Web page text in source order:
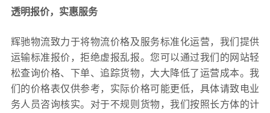
透明报价，实惠服务
辉驰物流致力于将物流价格及服务标准化运营，我们提供
运输标准报价，拒绝虚报乱报。您可以通过我们的网站轻
松查询价格、下单、追踪货物，大大降低了运营成本。我
们的价格表仅供参考，实际价格可能更低，具体请致电业
务人员咨询核实。对于不规则货物，我们按照长方体的计